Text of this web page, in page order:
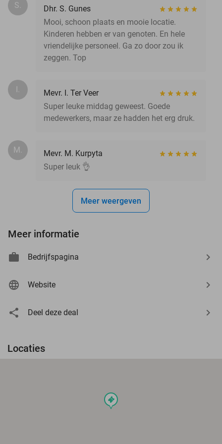
S.
Dhr. S. Gunes
Mooi, schoon plaats en mooie locatie.
Kinderen hebben er van genoten. En hele
vriendelijke personeel. Ga zo door zou ik
zeggen. Top
I.
Mevr. I. Ter Veer
Super leuke middag geweest. Goede
medewerkers, maar ze hadden het erg druk.
M.
Mevr. M. Kurpyta
Super leuk 👌
Meer weergeven
Meer informatie
Bedrijfspagina
Website
Deel deze deal
Locaties
events